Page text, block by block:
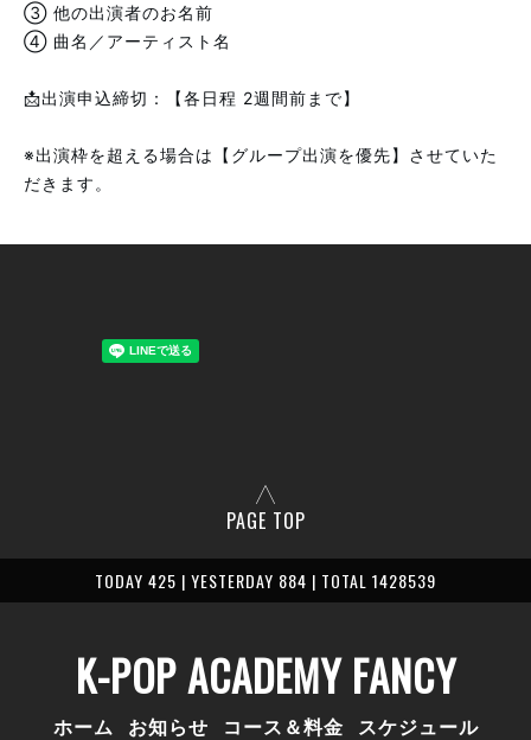
③ 他の出演者のお名前
④ 曲名／アーティスト名
📩出演申込締切：【各日程 2週間前まで】
※出演枠を超える場合は【グループ出演を優先】させていた
だきます。
PAGE TOP
TODAY 425 | YESTERDAY 884 | TOTAL 1428539
K-POP ACADEMY FANCY
ホーム お知らせ コース＆料金 スケジュール